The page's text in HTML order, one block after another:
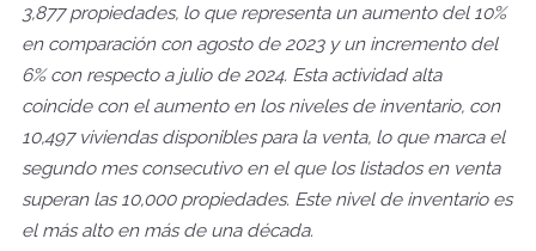
3,877 propiedades, lo que representa un aumento del 10%
en comparación con agosto de 2023 y un incremento del
6% con respecto a julio de 2024. Esta actividad alta
coincide con el aumento en los niveles de inventario, con
10,497 viviendas disponibles para la venta, lo que marca el
segundo mes consecutivo en el que los listados en venta
superan las 10,000 propiedades. Este nivel de inventario es
el más alto en más de una década.